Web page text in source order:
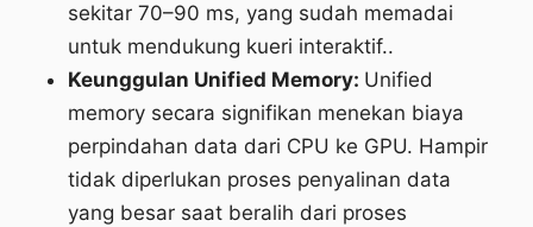
sekitar 70–90 ms, yang sudah memadai
untuk mendukung kueri interaktif..
Keunggulan Unified Memory: Unified
memory secara signifikan menekan biaya
perpindahan data dari CPU ke GPU. Hampir
tidak diperlukan proses penyalinan data
yang besar saat beralih dari proses